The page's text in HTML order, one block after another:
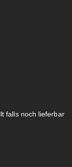
falls noch lieferbar